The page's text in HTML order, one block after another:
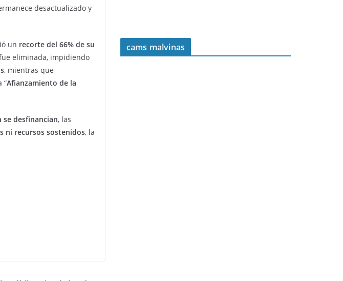
desactualizado y
un recorte del 66% de su
eliminada, impidiendo
, mientras que
“Afianzamiento de la
desfinancian, las
ni recursos sostenidos, la
cams malvinas